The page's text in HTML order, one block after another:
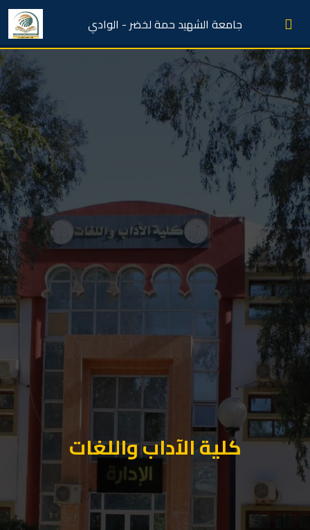
جامعة الشهيد حمة لخضر - الوادي
كلية الآداب واللغات